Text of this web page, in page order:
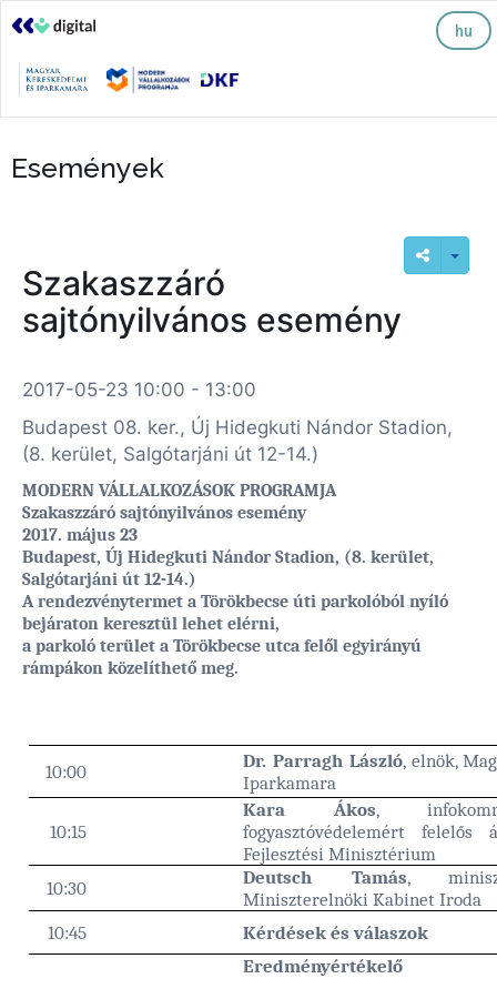
hu
Események
Szakaszzáró
sajtónyilvános esemény
2017-05-23 10:00 - 13:00
Budapest 08. ker., Új Hidegkuti Nándor Stadion,
(8. kerület, Salgótarjáni út 12-14.)
MODERN VÁLLALKOZÁSOK PROGRAMJA
Szakaszzáró sajtónyilvános esemény
2017. május 23
Budapest, Új Hidegkuti Nándor Stadion, (8. kerület,
Salgótarjáni út 12-14.)
A rendezvénytermet a Törökbecse úti parkolóból nyíló
bejáraton keresztül lehet elérni,
a parkoló terület a Törökbecse utca felől egyirányú
rámpákon közelíthető meg.
10:00
Dr. Parragh László, elnök,
Iparkamara
10:15
Kara Ákos,
fogyasztóvédelemért felelős
Fejlesztési Minisztérium
10:30
Deutsch Tamás,
Miniszterelnöki Kabinet Iroda
10:45
Kérdések és válaszok
Eredményértékelő